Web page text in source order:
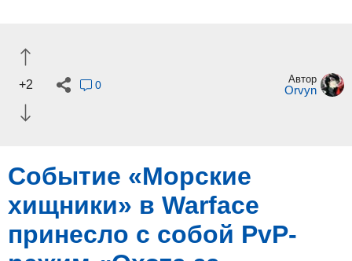
+2 0 Автор
Orvyn
Событие «Морские
хищники» в Warface
принесло с собой PvP-